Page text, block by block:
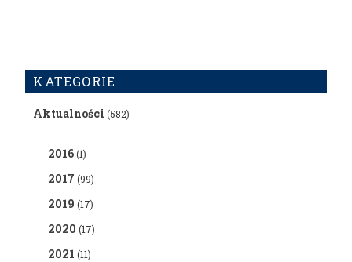
KATEGORIE
Aktualności (582)
2016(1)
2017 (99)
2019 (17)
2020 (17)
2021 (11)